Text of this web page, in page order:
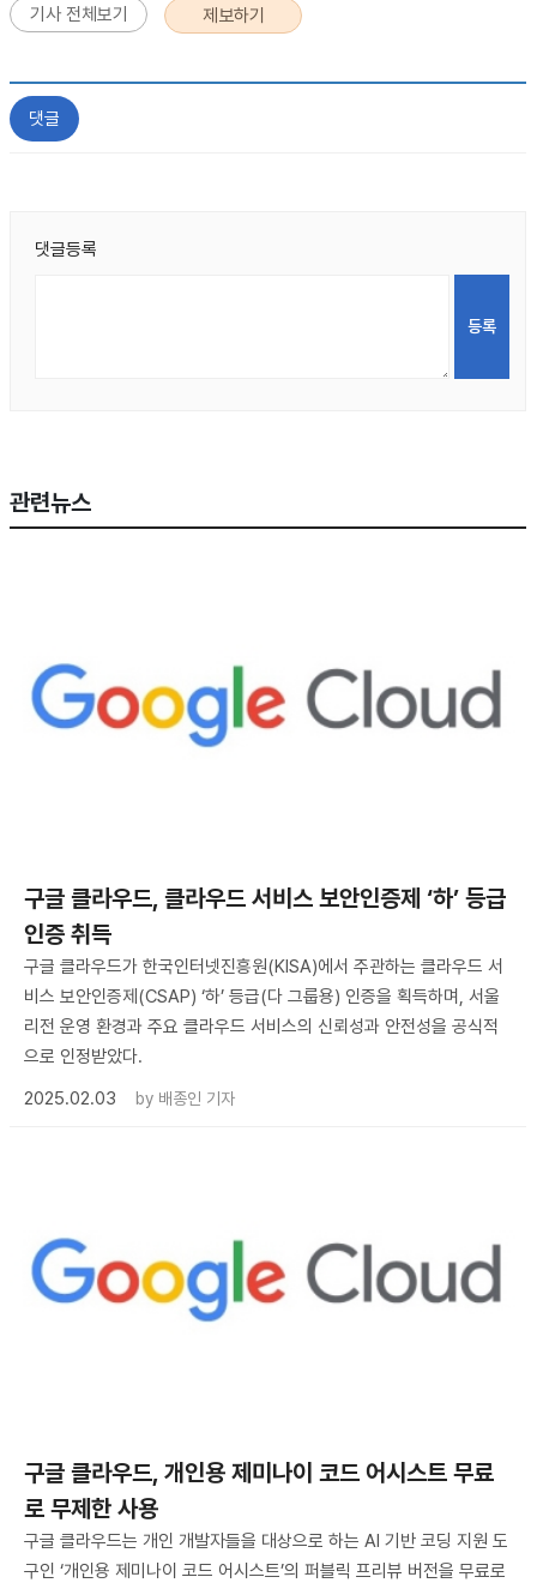
기사 전체보기 제보하기
댓글
댓글등록
관련뉴스
구글 클라우드, 클라우드 서비스 보안인증제 ‘하’ 등급
인증 취득
구글 클라우드가 한국인터넷진흥원(KISA)에서 주관하는 클라우드 서
비스 보안인증제(CSAP) ‘하’ 등급(다 그룹용) 인증을 획득하며, 서울
리전 운영 환경과 주요 클라우드 서비스의 신뢰성과 안전성을 공식적
으로 인정받았다.
2025.02.03
by 배종인 기자
구글 클라우드, 개인용 제미나이 코드 어시스트 무료
로 무제한 사용
구글 클라우드는 개인 개발자들을 대상으로 하는 AI 기반 코딩 지원 도
구인 ‘개인용 제미나이 코드 어시스트’의 퍼블릭 프리뷰 버전을 무료로